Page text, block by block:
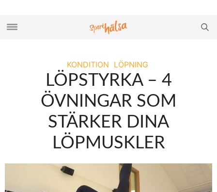
KONDITION LÖPNING
LÖPSTYRKA – 4
ÖVNINGAR SOM
STÄRKER DINA
LÖPMUSKLER